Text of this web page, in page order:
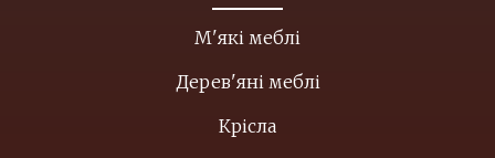
М'які меблі
Дерев'яні меблі
Крісла